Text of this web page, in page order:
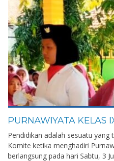
PURNAWIYATA KELAS
Pendidikan adalah sesuatu
Komite ketika menghadiri
berlangsung pada hari Sabtu, 3